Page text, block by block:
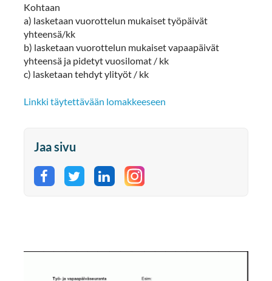
Kohtaan
a) lasketaan vuorottelun mukaiset työpäivät
yhteensä/kk
b) lasketaan vuorottelun mukaiset vapaapäivät
yhteensä ja pidetyt vuosilomat / kk
c) lasketaan tehdyt ylityöt / kk
Linkki täytettävään lomakkeeseen
Jaa sivu
Jaa Facebookissa
Jaa Twitterissä
Jaa LinkedInissä